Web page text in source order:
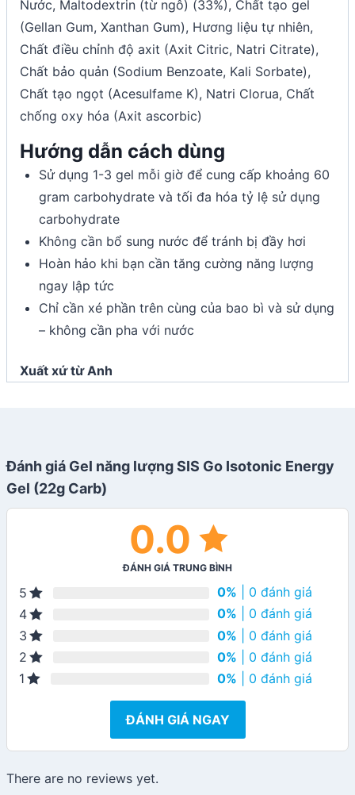
Nước, Maltodextrin (từ ngô) (33%), Chất tạo gel
(Gellan Gum, Xanthan Gum), Hương liệu tự nhiên,
Chất điều chỉnh độ axit (Axit Citric, Natri Citrate),
Chất bảo quản (Sodium Benzoate, Kali Sorbate),
Chất tạo ngọt (Acesulfame K), Natri Clorua, Chất
chống oxy hóa (Axit ascorbic)
Hướng dẫn cách dùng
Sử dụng 1-3 gel mỗi giờ để cung cấp khoảng 60
gram carbohydrate và tối đa hóa tỷ lệ sử dụng
carbohydrate
Không cần bổ sung nước để tránh bị đầy hơi
Hoàn hảo khi bạn cần tăng cường năng lượng
ngay lập tức
Chỉ cần xé phần trên cùng của bao bì và sử dụng
– không cần pha với nước
Xuất xứ từ Anh
Đánh giá Gel năng lượng SIS Go Isotonic Energy
Gel (22g Carb)
0.0
ĐÁNH GIÁ TRUNG BÌNH
5 0% | 0 đánh giá
4
0% | 0 đánh giá
3
0% | 0 đánh giá
2
0% | 0 đánh giá
1
0% | 0 đánh giá
ĐÁNH GIÁ NGAY
There are no reviews yet.